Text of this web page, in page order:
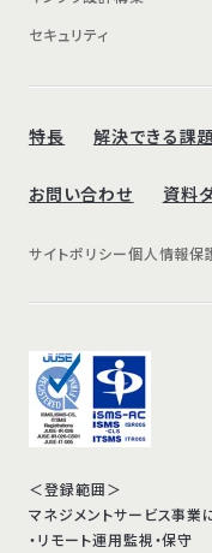
特長 解決できる課題
お問い合わせ 資料
セキュリティ
サイトポリシー個人情報保
＜登録範囲＞
マネジメントサービス事
・リモート運用監視・保守